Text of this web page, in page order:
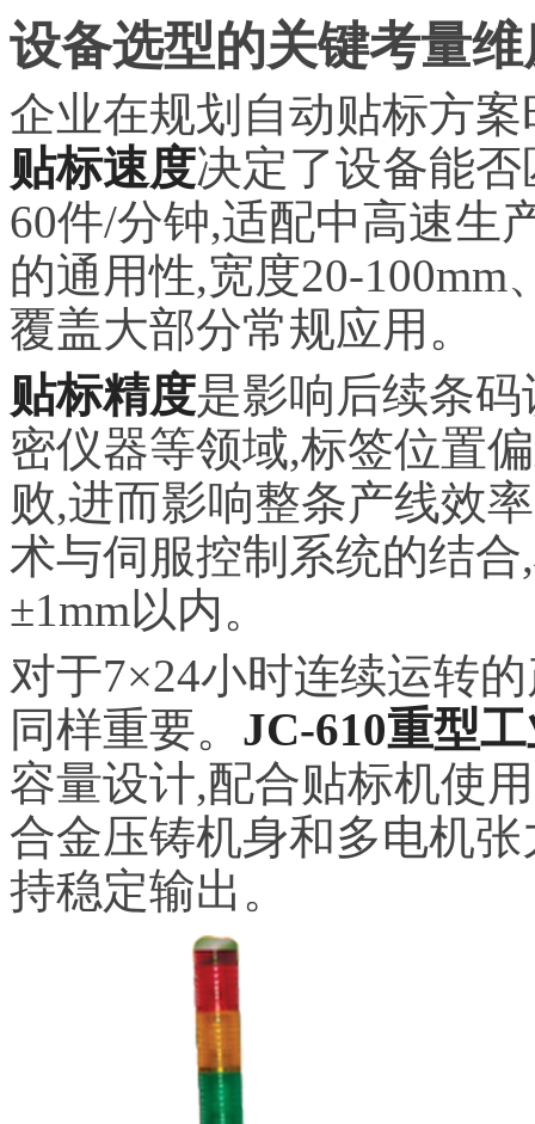
设备选型的关键考量维
企业在规划自动贴标方
贴标速度决定了设备能
60件/分钟,适配中高速生
的通用性,宽度20-100mm
覆盖大部分常规应用。
贴标精度是影响后续条
密仪器等领域,标签位置
败,进而影响整条产线效
术与伺服控制系统的结
±1mm以内。
对于7×24小时连续运转
同样重要。 JC-610重型
容量设计,配合贴标机使
合金压铸机身和多电机
持稳定输出。